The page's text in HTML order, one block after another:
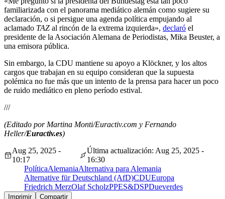
familiarizada con el panorama mediático alemán como sugiere su
declaración, o si persigue una agenda política empujando al
aclamado TAZ al rincón de la extrema izquierda», declaró el
presidente de la Asociación Alemana de Periodistas, Mika Beuster, a
una emisora pública.
Sin embargo, la CDU mantiene su apoyo a Klöckner, y los altos
cargos que trabajan en su equipo consideran que la supuesta
polémica no fue más que un intento de la prensa para hacer un poco
de ruido mediático en pleno período estival.
///
(Editado por Martina Monti/Euractiv.com y Fernando
Heller/Euractiv.es)
Aug 25, 2025 -
10:17
Última actualización: Aug 25, 2025 -
16:30
PolíticaAlemaniaAlternativa para Alemania
Alternative für Deutschland (AfD)CDUEuropa
Friedrich MerzOlaf ScholzPPES&DSPDueverdes
Imprimir Compartir